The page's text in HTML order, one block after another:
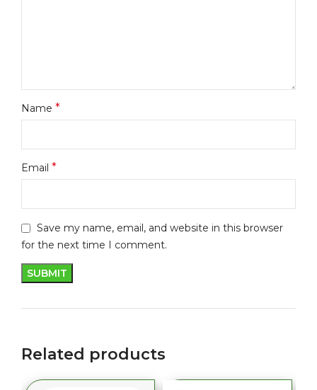
Name *
Email *
Save my name, email, and website in this browser
for the next time I comment.
Related products